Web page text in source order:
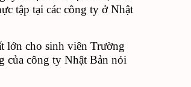
tập tại các công ty ở Nhật
lớn cho sinh viên Trường
của công ty Nhật Bản nói